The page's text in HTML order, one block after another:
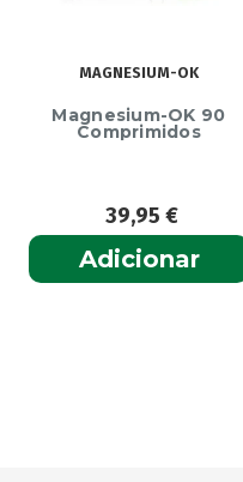
MAGNESIUM-OK
Magnesium-OK 90
Comprimidos
39,95€
Adicionar